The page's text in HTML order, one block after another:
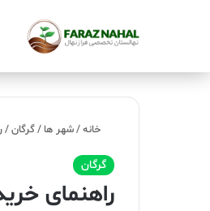
خانه/شهر ها/گرگان/
گرگان
راهنمای